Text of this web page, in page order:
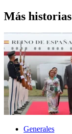
Más historias
Generales